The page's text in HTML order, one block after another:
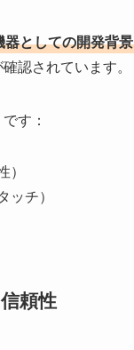
器としての開発背景
認されています。
す：
チ）
頼性